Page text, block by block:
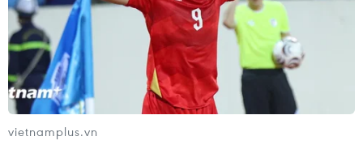
vietnamplus.vn